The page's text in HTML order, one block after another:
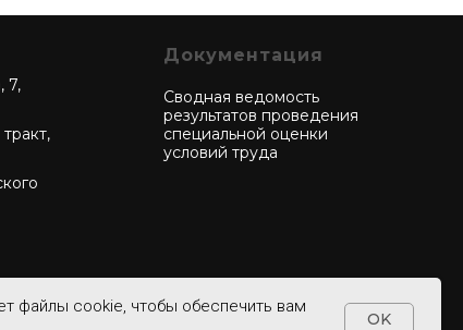
Сводная ведомость
результатов проведения
специальной оценки
условий труда
7,
Документация
файлы cookie, чтобы обеспечить вам
OK